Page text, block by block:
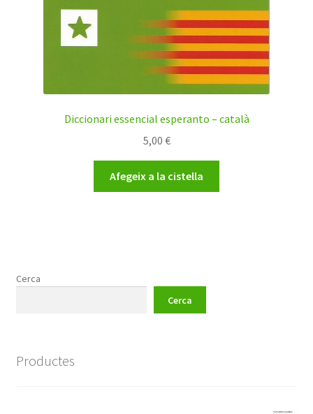
Diccionari essencial esperanto – català
5,00 €
Afegeix a la cistella
Cerca
Cerca
Productes